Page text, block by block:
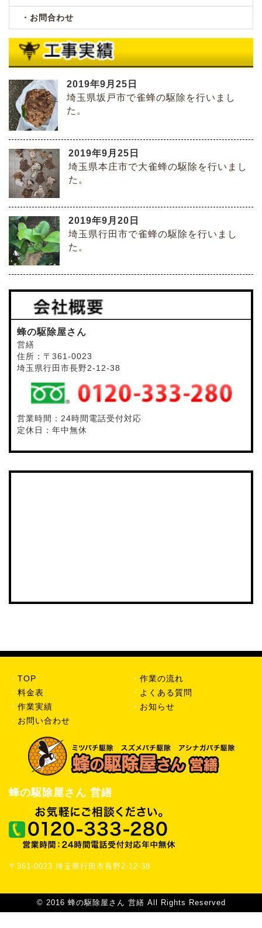
・お問合わせ
2019年9月25日
埼玉県坂戸市で雀蜂の駆除を行いまし
た。
2019年9月25日
埼玉県本庄市で大雀蜂の駆除を行いまし
た。
2019年9月20日
埼玉県行田市で雀蜂の駆除を行いまし
た。
蜂の駆除屋さん
営繕
住所：〒361-0023
埼玉県行田市長野2-12-38
営業時間：24時間電話受付対応
定休日：年中無休
・ TOP ・ 作業の流れ
・ 料金表 ・ よくある質問
・ 作業実績 ・ お知らせ
・ お問い合わせ
蜂の駆除屋さん 営繕
〒361-0023 埼玉県行田市長野2-12-38
© 2016 蜂の駆除屋さん 営繕 All Rights Reserved